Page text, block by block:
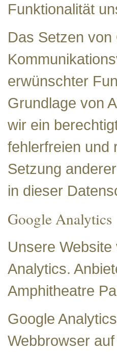
Funktionalität
Das Setzen
erwünschter
Grundlage von
wir ein
fehlerfreien und
Setzung
in dieser
Google Analytics
Unsere
Analytics.
Amphitheatre
Google
Webbrowser